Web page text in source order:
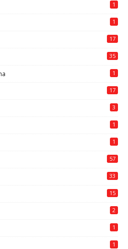
1
1
17
35
1
17
3
1
1
57
33
15
2
1
1